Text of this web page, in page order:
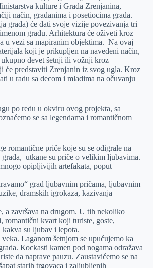
kulture i Grada Zrenjanina,
način, građanima i posetiocima grada.
grada) će dati svoje vizije povezivanja tri
gradu. Arhitektura će oživeti kroz
u vezi sa mapiranim objektima. Na ovaj
koji je prikupljen na navedeni način,
ukupno devet šetnji ili vožnji kroz
će predstaviti Zrenjanin iz svog ugla. Kroz
u radu sa decom i mladima na očuvanju
po redu u okviru ovog projekta, sa
se sa legendama i romantičnom
romantične priče koje su se odigrale na
utkane su priče o velikim ljubavima.
opipljivijih artefakata, poput
grad ljubavnim pričama, ljubavnim
dramskih igrokaza, kazivanja
a završava na drugom. U tih nekoliko
romantični kvart koji turiste, goste,
kakva su ljubav i lepota.
Laganom šetnjom se upućujemo ka
Кockasti kamen pod nogama odražava
da naprave pauzu. Zaustavićemo se na
starih trgovaca i zaljubljenih